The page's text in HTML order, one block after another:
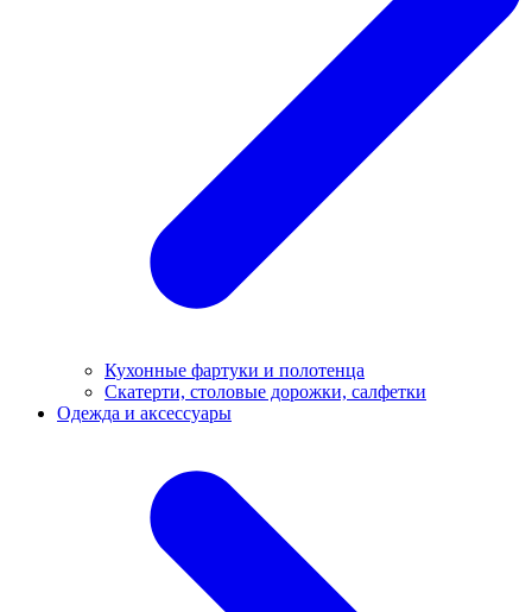
Кухонные фартуки и полотенца
Скатерти, столовые дорожки, салфетки
Одежда и аксессуары